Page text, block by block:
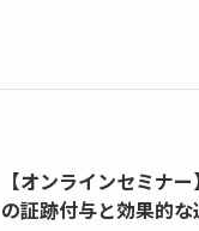
【オンラインセミナ
の証跡付与と効果的